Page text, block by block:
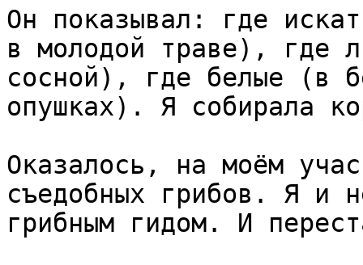
Он показывал: где
в молодой траве), где
сосной), где белые (в
опушках). Я собирала
Оказалось, на моём
съедобных грибов. Я и
грибным гидом. И